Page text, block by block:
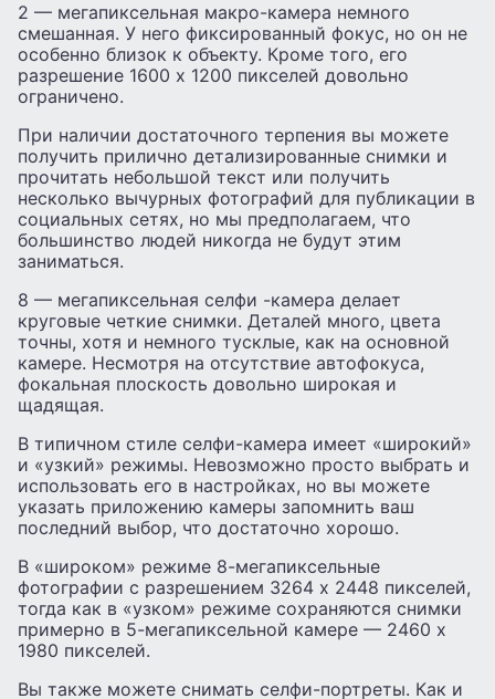
2 — мегапиксельная макро-камера немного
смешанная. У него фиксированный фокус, но он не
особенно близок к объекту. Кроме того, его
разрешение 1600 x 1200 пикселей довольно
ограничено.
При наличии достаточного терпения вы можете
получить прилично детализированные снимки и
прочитать небольшой текст или получить
несколько вычурных фотографий для публикации в
социальных сетях, но мы предполагаем, что
большинство людей никогда не будут этим
заниматься.
8 — мегапиксельная селфи -камера делает
круговые четкие снимки. Деталей много, цвета
точны, хотя и немного тусклые, как на основной
камере. Несмотря на отсутствие автофокуса,
фокальная плоскость довольно широкая и
щадящая.
В типичном стиле селфи-камера имеет «широкий»
и «узкий» режимы. Невозможно просто выбрать и
использовать его в настройках, но вы можете
указать приложению камеры запомнить ваш
последний выбор, что достаточно хорошо.
В «широком» режиме 8-мегапиксельные
фотографии с разрешением 3264 x 2448 пикселей,
тогда как в «узком» режиме сохраняются снимки
примерно в 5-мегапиксельной камере — 2460 x
1980 пикселей.
Вы также можете снимать селфи-портреты. Как и